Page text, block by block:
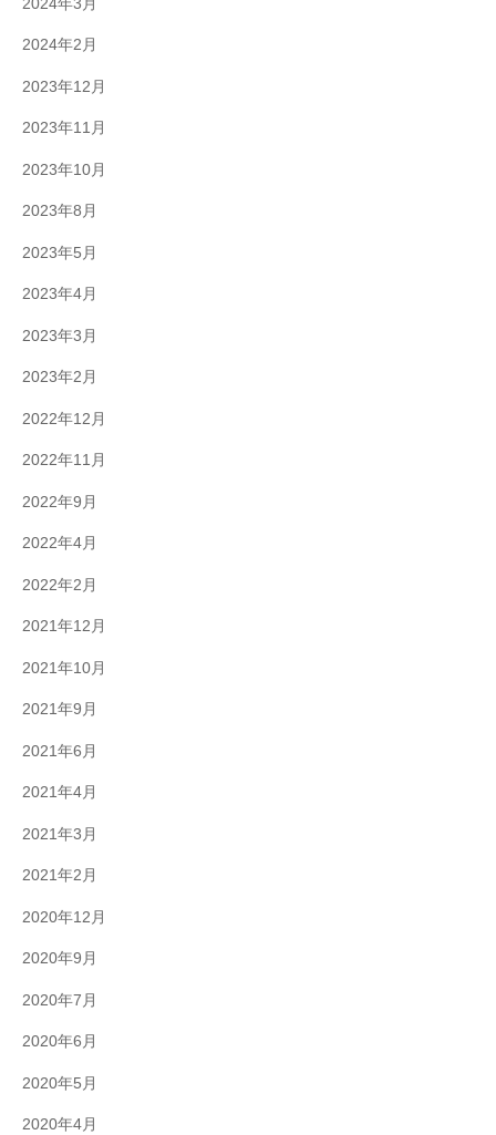
2024年3月
2024年2月
2023年12月
2023年11月
2023年10月
2023年8月
2023年5月
2023年4月
2023年3月
2023年2月
2022年12月
2022年11月
2022年9月
2022年4月
2022年2月
2021年12月
2021年10月
2021年9月
2021年6月
2021年4月
2021年3月
2021年2月
2020年12月
2020年9月
2020年7月
2020年6月
2020年5月
2020年4月